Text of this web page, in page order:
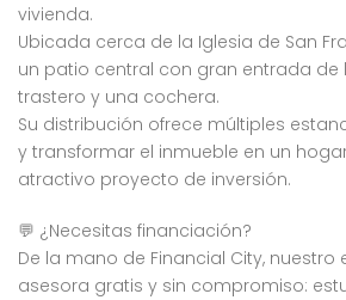
vivienda.
Ubicada cerca de la Iglesia de San
un patio central con gran entrada de
trastero y una cochera.
Su distribución ofrece múltiples
y transformar el inmueble en un
atractivo proyecto de inversión.
💬 ¿Necesitas financiación?
De la mano de Financial City, nuestro
asesora gratis y sin compromiso: